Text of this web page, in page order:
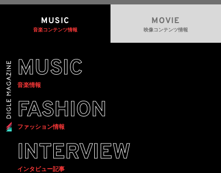
MUSIC
音楽コンテンツ情報
MOVIE
映像コンテンツ情報
MUSIC
音楽情報
FASHION
ファッション情報
INTERVIEW
インタビュー記事